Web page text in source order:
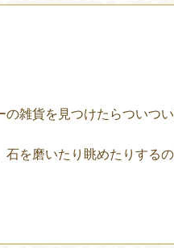
雑貨を見つけたらついつい
を磨いたり眺めたりする